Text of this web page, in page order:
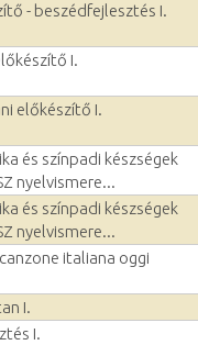
- beszédfejlesztés I.
I.
előkészítő I.
és színpadi készségek
nyelvismere...
és színpadi készségek
nyelvismere...
italiana oggi
I.
I.